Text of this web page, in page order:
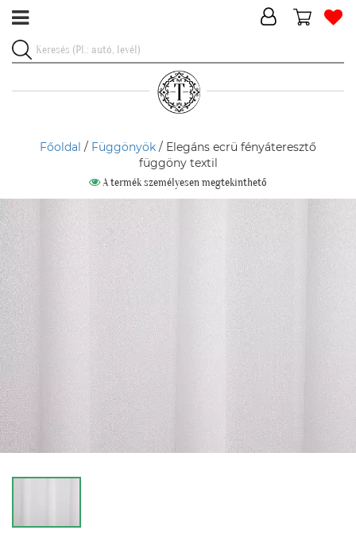
Főoldal / Függönyök / Elegáns ecrü fényáteresztő
függöny textil
A termék személyesen megtekinthető